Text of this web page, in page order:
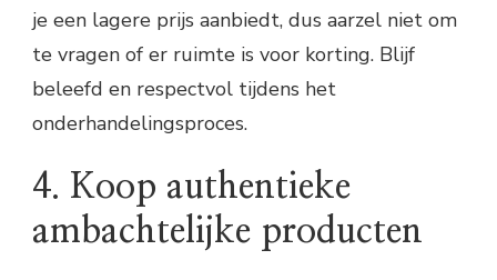
je een lagere prijs aanbiedt, dus aarzel niet om
te vragen of er ruimte is voor korting. Blijf
beleefd en respectvol tijdens het
onderhandelingsproces.
4. Koop authentieke
ambachtelijke producten